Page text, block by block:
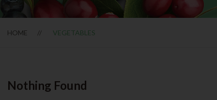
HOME VEGETABLES
Nothing Found